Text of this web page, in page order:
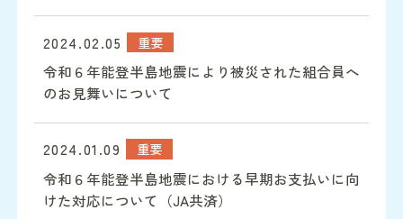
2024.02.05 重要
令和６年能登半島地震により被災された組合員へ
のお見舞いについて
2024.01.09 重要
令和６年能登半島地震における早期お支払いに向
けた対応について（JA共済）